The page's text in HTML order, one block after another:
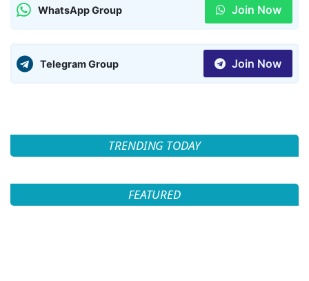
WhatsApp Group Join Now
Telegram Group Join Now
TRENDING TODAY
FEATURED